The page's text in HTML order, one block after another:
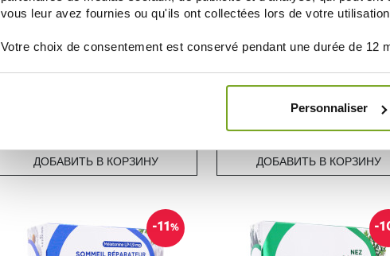
vous leur avez fournies ou qu'ils ont collectées lors de votre
Votre choix de consentement est conservé pendant une durée de 12
Personnaliser
ДОБАВИТЬ В КОРЗИНУ
LEHNING
LEHNING BIO CLIMAXOLCAPS
CIRCULATION 120 GÉLULES
16,99 €
ДОБАВИТЬ В КОРЗИНУ
-11% -